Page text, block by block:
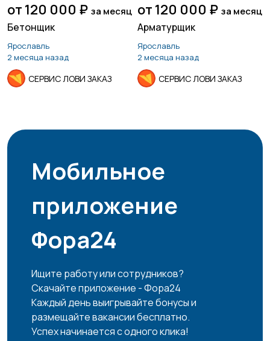
от 120 000 ₽ за месяц
Бетонщик
Ярославль
2 месяца назад
СЕРВИС ЛОВИ ЗАКАЗ
от 120 000 ₽ за месяц
Арматурщик
Ярославль
2 месяца назад
СЕРВИС ЛОВИ ЗАКАЗ
Мобильное
приложение
Фора24
Ищите работу или сотрудников?
Скачайте приложение - Фора24
Каждый день выигрывайте бонусы и
размещайте вакансии бесплатно.
Успех начинается с одного клика!